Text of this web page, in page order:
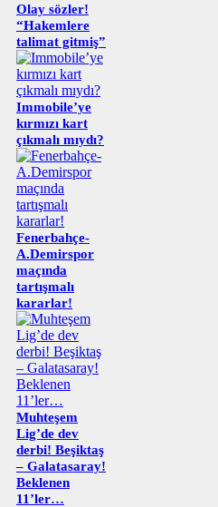
Olay sözler!
“Hakemlere
talimat gitmiş”
Immobile’ye
kırmızı kart
çıkmalı mıydı?
Fenerbahçe-
A.Demirspor
maçında
tartışmalı
kararlar!
Muhteşem
Lig’de dev
derbi! Beşiktaş
– Galatasaray!
Beklenen
11’ler…